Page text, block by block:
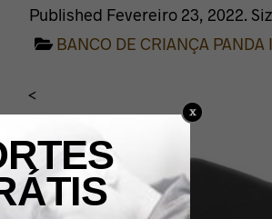
Published Fevereiro 23, 2022.
BANCO DE CRIANÇA PANDA
<